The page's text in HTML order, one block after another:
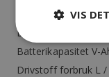
Startmotor
Ladekapasitet V-A
Batterikapasitet V-
Drivstoff forbruk L /
VIS